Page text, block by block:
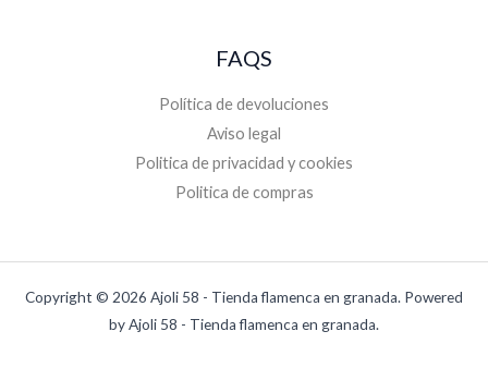
FAQS
Política de devoluciones
Aviso legal
Politica de privacidad y cookies
Politica de compras
Copyright © 2026 Ajoli 58 - Tienda flamenca en granada. Powered
by Ajoli 58 - Tienda flamenca en granada.